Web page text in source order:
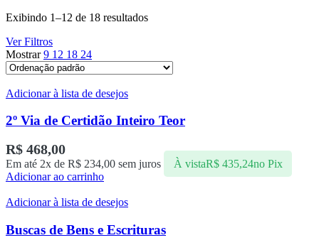
Exibindo 1–12 de 18 resultados
Ver Filtros
Mostrar9 12 18 24
Adicionar à lista de desejos
2º Via de Certidão Inteiro Teor
R$ 468,00
Em até 2x de R$ 234,00 sem juros À vistaR$435,24no Pix
Adicionar ao carrinho
Adicionar à lista de desejos
Buscas de Bens e Escrituras